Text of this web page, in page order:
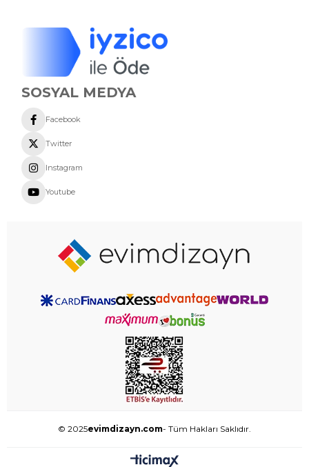
SOSYAL MEDYA
Facebook
Twitter
Instagram
Youtube
© 2025evimdizayn.com- Tüm Hakları Saklıdır.